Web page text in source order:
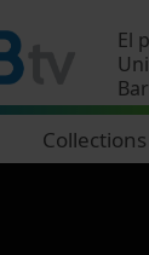
El
Collections